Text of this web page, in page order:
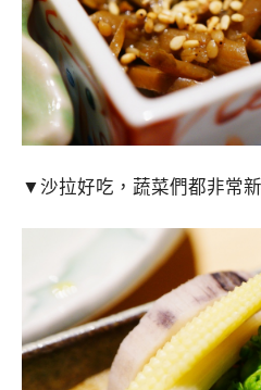
▼沙拉好吃，蔬菜們都非常